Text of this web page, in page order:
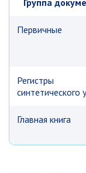
Группа
Первичные
Регистры
синтетического
Главная книга